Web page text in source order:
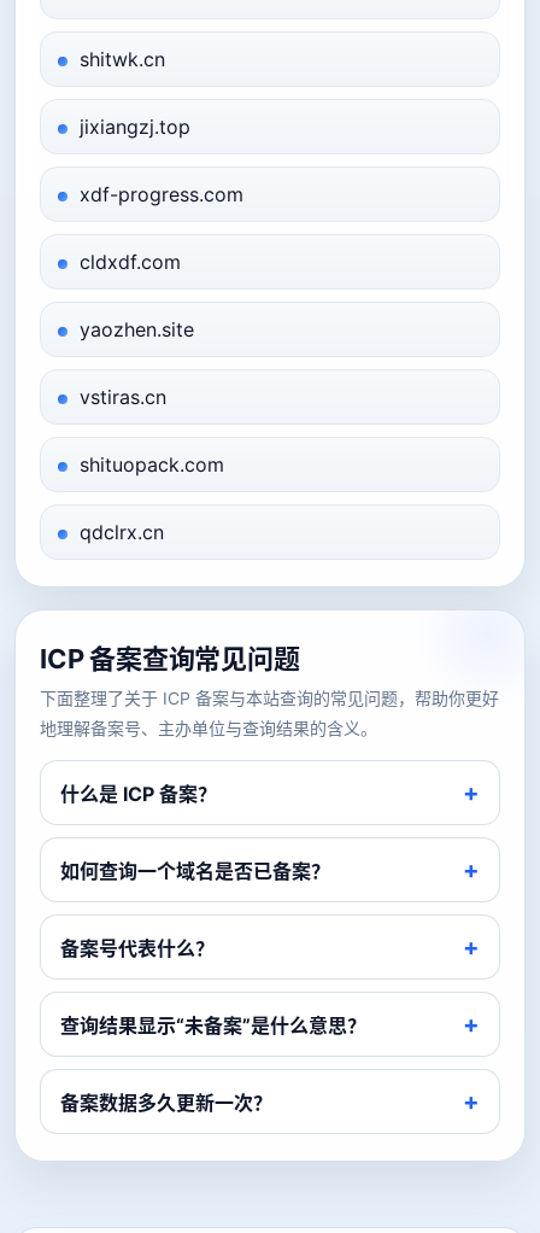
shitwk.cn
jixiangzj.top
xdf-progress.com
cldxdf.com
yaozhen.site
vstiras.cn
shituopack.com
qdclrx.cn
ICP 备案查询常见问题
下面整理了关于 ICP 备案与本站查询的常见问题，帮助你更好
地理解备案号、主办单位与查询结果的含义。
什么是 ICP 备案？
如何查询一个域名是否已备案？
备案号代表什么？
查询结果显示“未备案”是什么意思？
备案数据多久更新一次？